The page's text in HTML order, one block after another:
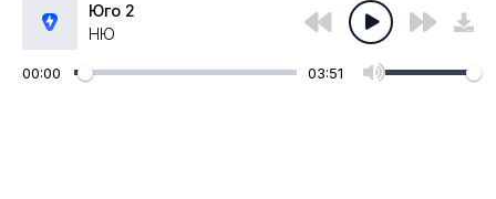
Юго 2
НЮ
00:00 03:51